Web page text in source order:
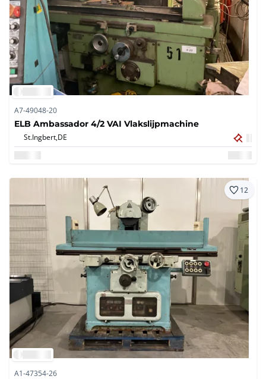
A7-49048-20
ELB Ambassador 4/2 VAI Vlakslijpmachine
St.Ingbert,DE
12
A1-47354-26